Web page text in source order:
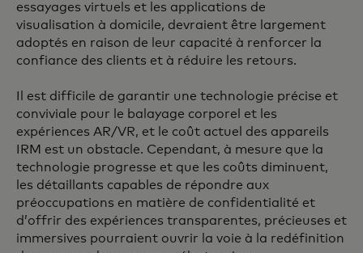
essayages virtuels et les applications de
visualisation à domicile, devraient être largement
adoptés en raison de leur capacité à renforcer la
confiance des clients et à réduire les retours.
Il est difficile de garantir une technologie précise et
conviviale pour le balayage corporel et les
expériences AR/VR, et le coût actuel des appareils
IRM est un obstacle. Cependant, à mesure que la
technologie progresse et que les coûts diminuent,
les détaillants capables de répondre aux
préoccupations en matière de confidentialité et
d’offrir des expériences transparentes, précieuses et
immersives pourraient ouvrir la voie à la redéfinition